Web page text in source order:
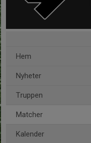
Hem
Nyheter
Truppen
Matcher
Kalender